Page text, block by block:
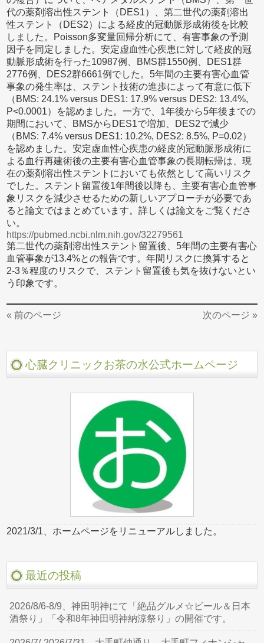
代の薬剤溶出性ステント（DES1）、第二世代の薬剤溶出
性ステント（DES2）による経皮的冠動脈形成術後を比較
しました。Poisson多変量回帰分析にて、有害事象の予測
因子を同定しました。安定虚血性心疾患に対して経皮的冠
動脈形成術を行った10987例、BMS群1550例、DES1群
2776例、DES2群6661例でした。5年間の主要有害心血管
事象の発生率は、ステント技術の進歩によって有意に低下
（BMS: 24.1% versus DES1: 17.9% versus DES2: 13.4%,
P<0.0001）を認めました。一方で、1年後から5年後までの
期間において、BMSからDES1で増加、DES2で減少
（BMS: 7.4% versus DES1: 10.2%, DES2: 8.5%, P=0.02）
を認めました。安定虚血性心疾患の経皮的冠動脈形成術に
よる血行再建術後の主要有害心血管事象の長期転帰は、現
在の薬剤溶出性ステントにおいても依然として高いリスク
でした。ステント留置後1年間後以降も、主要有害心血管事
象リスクを減少させるための新しいアプローチが必要であ
ると論文ではまとめています。詳しくは論文をご覧くださ
い。
https://pubmed.ncbi.nlm.nih.gov/32279561
第二世代の薬剤溶出性ステント留置後、5年間の主要有害心
血管事象が13.4%との報告です。年間リスクに換算すると
2-3％程度のリスクで、ステント留置後も気を抜けないとい
う印象です。
« 前のページ 次のページ »
心臓クリニックお茶の水公式ホームページ
2021/3/1、ホームページをリニューアルしました。
最近の投稿
2026/8/6-8/9、神田明神にて「絶品グルメ☆ビール＆日本
酒祭り」「令和8年神田明神納涼祭り」の開催です。